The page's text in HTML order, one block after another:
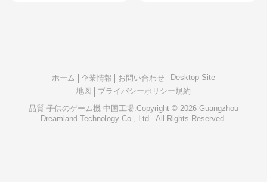
ホーム 企業情報 お問い合わせ
Desktop Site
地図
プライバシーポリシー規約
品質 子供のゲーム機 中国工場.Copyright © 2026 Guangzhou
Dreamland Technology Co., Ltd.. All Rights Reserved.